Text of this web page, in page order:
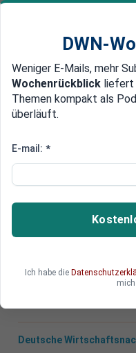
Newsticker MEIN
Edelmetalle
Nach horrenden Boni-
Deutsche
schlechte
Banker die große
Anstellungen
Deutsche
DWN-
Weniger E-Mails, mehr
Wochenrückblick
Themen kompakt als
überläuft.
E-mail: *
Ich habe die